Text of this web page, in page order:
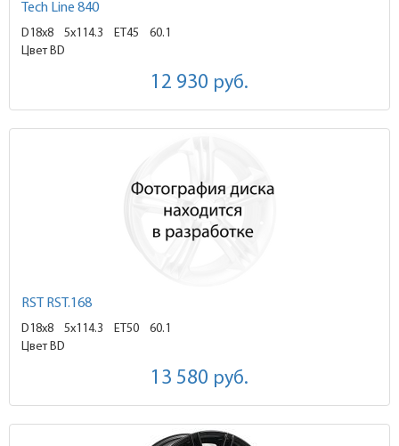
Tech Line 840
D18x8 5x114.3 ET45
60.1
Цвет BD
12 930 руб.
RST RST.168
D18x8 5x114.3 ET50
60.1
Цвет BD
13 580 руб.